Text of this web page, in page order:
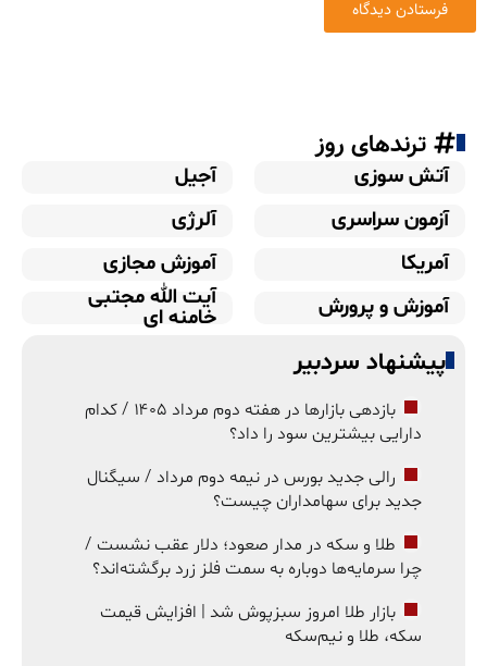
ترندهای روز
آتش سوزی
آجیل
آزمون سراسری
آلرژی
آمریکا
آموزش مجازی
آموزش و پرورش
آیت الله مجتبی
خامنه ای
پیشنهاد سردبیر
بازدهی بازارها در هفته دوم مرداد ۱۴۰۵ / کدام
دارایی بیشترین سود را داد؟
رالی جدید بورس در نیمه دوم مرداد / سیگنال
جدید برای سهامداران چیست؟
طلا و سکه در مدار صعود؛ دلار عقب نشست /
چرا سرمایه‌ها دوباره به سمت فلز زرد برگشته‌اند؟
بازار طلا امروز سبزپوش شد | افزایش قیمت
سکه، طلا و نیم‌سکه